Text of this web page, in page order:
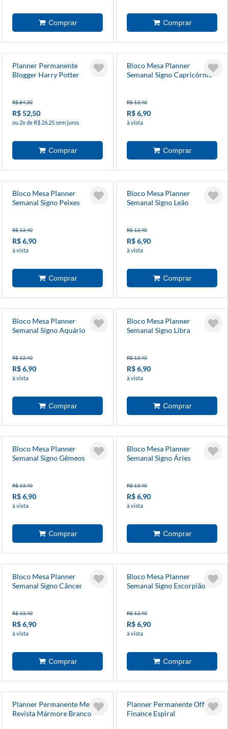
Planner Permanente
Blogger Harry Potter
R$ 84,30
R$ 52,50
ou 2x de R$ 26,25 sem juros
Bloco Mesa Planner
Semanal Signo Capricórnio
R$ 13,40
R$ 6,90
à vista
Bloco Mesa Planner
Semanal Signo Peixes
R$ 13,40
R$ 6,90
à vista
Bloco Mesa Planner
Semanal Signo Leão
R$ 13,40
R$ 6,90
à vista
Bloco Mesa Planner
Semanal Signo Aquário
R$ 13,40
R$ 6,90
à vista
Bloco Mesa Planner
Semanal Signo Libra
R$ 13,40
R$ 6,90
à vista
Bloco Mesa Planner
Semanal Signo Gêmeos
R$ 13,40
R$ 6,90
à vista
Bloco Mesa Planner
Semanal Signo Áries
R$ 13,40
R$ 6,90
à vista
Bloco Mesa Planner
Semanal Signo Câncer
R$ 13,40
R$ 6,90
à vista
Bloco Mesa Planner
Semanal Signo Escorpião
R$ 13,40
R$ 6,90
à vista
Planner Permanente Mensal
Revista Mármore Branco
Planner Permanente Office
Finance Espiral